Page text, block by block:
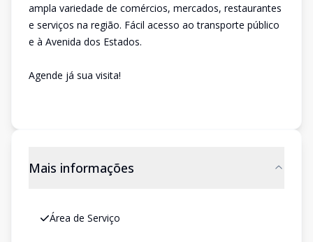
ampla variedade de comércios, mercados, restaurantes
e serviços na região. Fácil acesso ao transporte público
e à Avenida dos Estados.
Agende já sua visita!
Mais informações
Área de Serviço